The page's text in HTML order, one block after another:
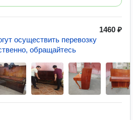
1460 ₽
осуществить перевозку
обращайтесь